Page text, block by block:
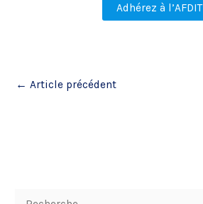
Adhérez à l’AFDIT
← Article précédent